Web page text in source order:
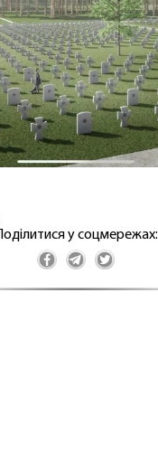
Поділитися у соцмережах: